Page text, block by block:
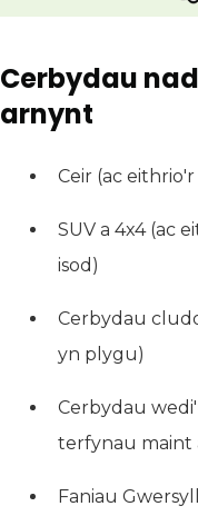
Cerbydau
arnynt
Ceir (ac
SUV a 4x4 (ac
isod)
Cerbydau
yn plygu)
Cerbydau
terfynau maint
Faniau